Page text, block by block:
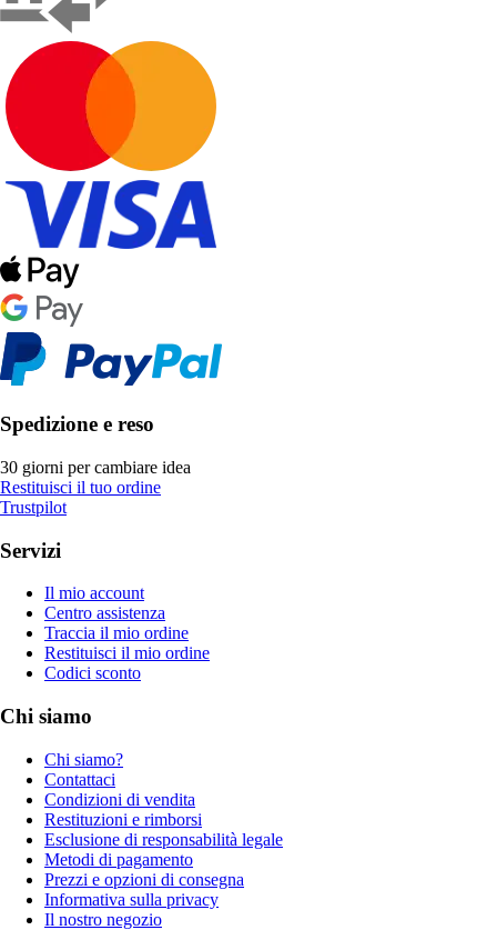
Spedizione e reso
30 giorni per cambiare idea
Restituisci il tuo ordine
Trustpilot
Servizi
Il mio account
Centro assistenza
Traccia il mio ordine
Restituisci il mio ordine
Codici sconto
Chi siamo
Chi siamo?
Contattaci
Condizioni di vendita
Restituzioni e rimborsi
Esclusione di responsabilità legale
Metodi di pagamento
Prezzi e opzioni di consegna
Informativa sulla privacy
Il nostro negozio